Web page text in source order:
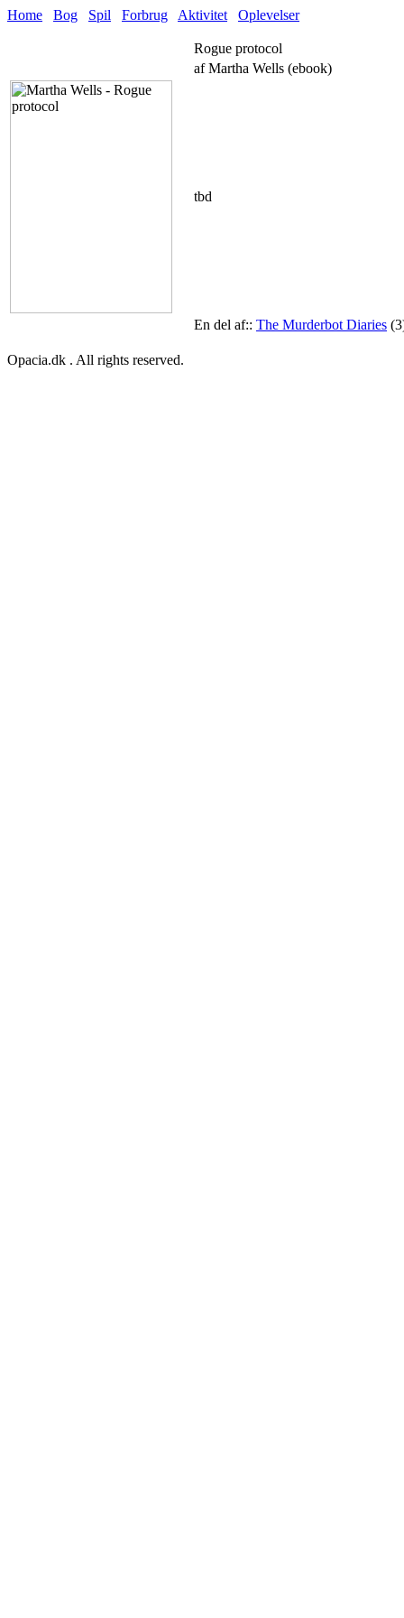
Home Bog Spil Forbrug Aktivitet Oplevelser
Rogue protocol
af Martha Wells (ebook)
tbd
En del af:: The Murderbot Diaries
Opacia.dk . All rights reserved.